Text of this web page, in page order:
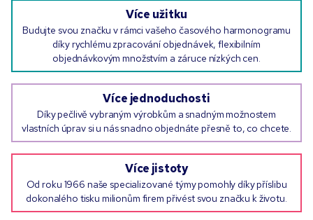
Více užitku
Budujte svou značku v rámci vašeho časového harmonogramu
díky rychlému zpracování objednávek, flexibilním
objednávkovým množstvím a záruce nízkých cen.
Více jednoduchosti
Díky pečlivě vybraným výrobkům a snadným možnostem
vlastních úprav si u nás snadno objednáte přesně to, co chcete.
Více jistoty
Od roku 1966 naše specializované týmy pomohly díky příslibu
dokonalého tisku milionům firem přivést svou značku k životu.